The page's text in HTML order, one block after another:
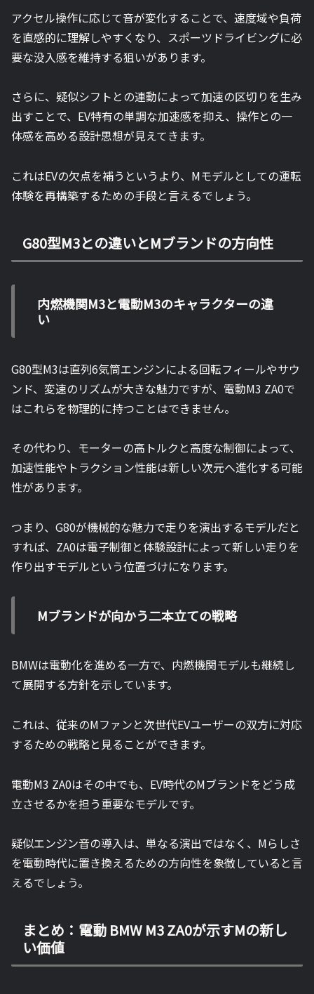
アクセル操作に応じて音が変化することで、速度域や負荷
を直感的に理解しやすくなり、スポーツドライビングに必
要な没入感を維持する狙いがあります。
さらに、疑似シフトとの連動によって加速の区切りを生み
出すことで、EV特有の単調な加速感を抑え、操作との一
体感を高める設計思想が見えてきます。
これはEVの欠点を補うというより、Mモデルとしての運転
体験を再構築するための手段と言えるでしょう。
G80型M3との違いとMブランドの方向性
内燃機関M3と電動M3のキャラクターの違
い
G80型M3は直列6気筒エンジンによる回転フィールやサウ
ンド、変速のリズムが大きな魅力ですが、電動M3 ZA0で
はこれらを物理的に持つことはできません。
その代わり、モーターの高トルクと高度な制御によって、
加速性能やトラクション性能は新しい次元へ進化する可能
性があります。
つまり、G80が機械的な魅力で走りを演出するモデルだと
すれば、ZA0は電子制御と体験設計によって新しい走りを
作り出すモデルという位置づけになります。
Mブランドが向かう二本立ての戦略
BMWは電動化を進める一方で、内燃機関モデルも継続し
て展開する方針を示しています。
これは、従来のMファンと次世代EVユーザーの双方に対応
するための戦略と見ることができます。
電動M3 ZA0はその中でも、EV時代のMブランドをどう成
立させるかを担う重要なモデルです。
疑似エンジン音の導入は、単なる演出ではなく、Mらしさ
を電動時代に置き換えるための方向性を象徴していると言
えるでしょう。
まとめ：電動 BMW M3 ZA0が示すMの新し
い価値